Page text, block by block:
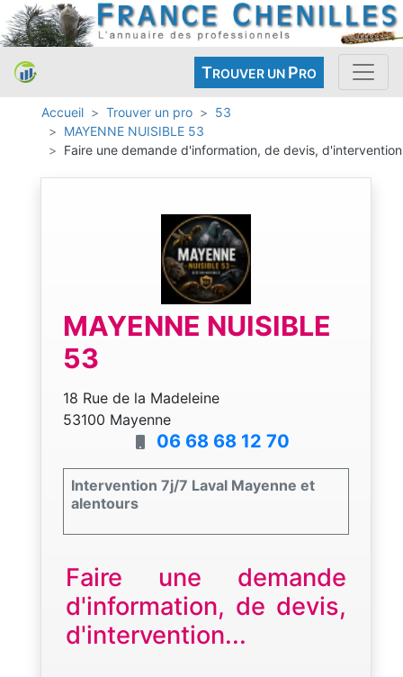
TROUVER UN PRO
Accueil Trouver un pro
53
MAYENNE NUISIBLE 53
Faire une demande d'information, de devis, d'intervention
MAYENNE NUISIBLE
53
18 Rue de la Madeleine
53100 Mayenne
06 68 68 12 70
Intervention 7j/7 Laval Mayenne et
alentours
Faire une demande
d'information, de devis,
d'intervention...